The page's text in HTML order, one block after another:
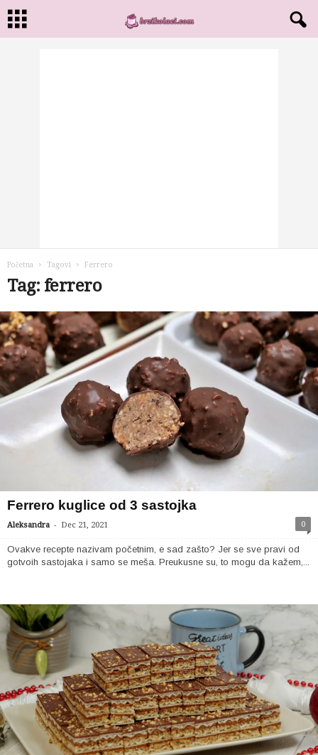
Početna Tagovi Ferrero
Tag: ferrero
Ferrero kuglice od 3 sastojka
Aleksandra - Dec 21, 2021 0
Ovakve recepte nazivam početnim, e sad zašto? Jer se sve pravi od
gotvoih sastojaka i samo se meša. Preukusne su, to mogu da kažem,...